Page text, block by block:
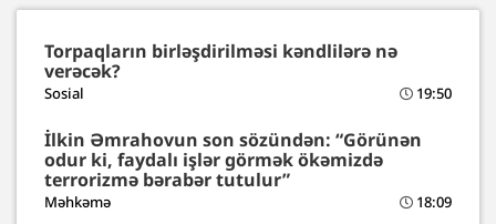
Torpaqların birləşdirilməsi kəndlilərə nə
verəcək?
Sosial 19:50
İlkin Əmrahovun son sözündən: “Görünən
odur ki, faydalı işlər görmək ökəmizdə
terrorizmə bərabər tutulur”
Məhkəmə 18:09